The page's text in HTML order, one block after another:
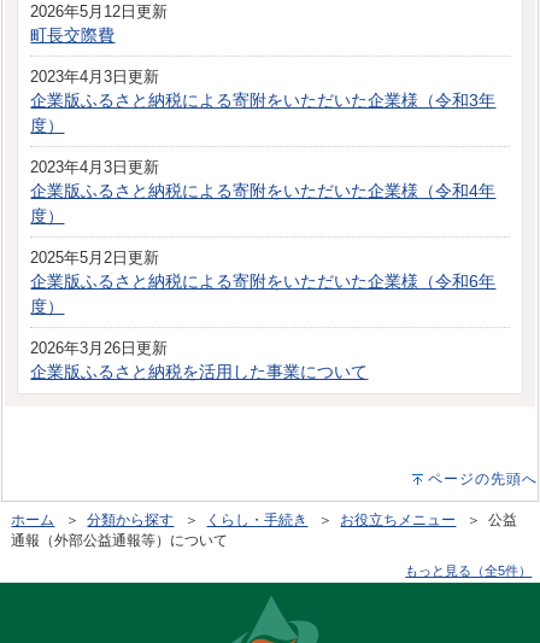
2026年5月12日更新
町長交際費
2023年4月3日更新
企業版ふるさと納税による寄附をいただいた企業様（令和3年
度）
2023年4月3日更新
企業版ふるさと納税による寄附をいただいた企業様（令和4年
度）
2025年5月2日更新
企業版ふるさと納税による寄附をいただいた企業様（令和6年
度）
2026年3月26日更新
企業版ふるさと納税を活用した事業について
ページの先頭へ
ホーム ＞分類から探す ＞ くらし・手続き ＞ お役立ちメニュー
＞ 公益
通報（外部公益通報等）について
もっと見る（全5件）